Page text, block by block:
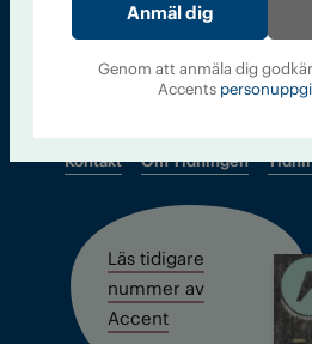
Chefredaktör och ansvarig utgivare:
Kontakt Om Tidningen
Läs tidigare
nummer av
Accent
Genom att anmäla dig
Accents